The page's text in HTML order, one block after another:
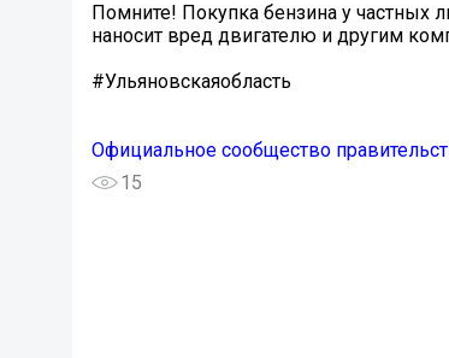
Помните! Покупка бензина у частных
наносит вред двигателю и другим
#Ульяновскаяобласть
Официальное сообщество
15